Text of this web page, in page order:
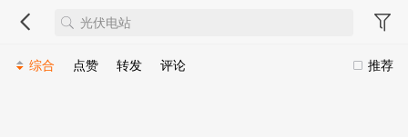
推荐
综合 点赞 转发 评论